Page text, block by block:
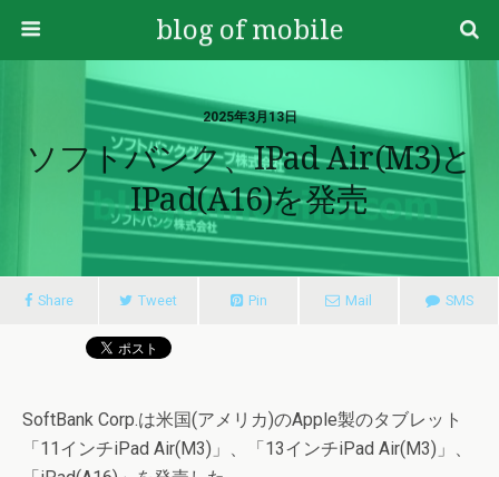
blog of mobile
2025年3月13日
ソフトバンク、iPad Air(M3)と
IPad(A16)を発売
Share Tweet Pin Mail SMS
SoftBank Corp.は米国(アメリカ)のApple製のタブレット
「11インチiPad Air(M3)」、「13インチiPad Air(M3)」、